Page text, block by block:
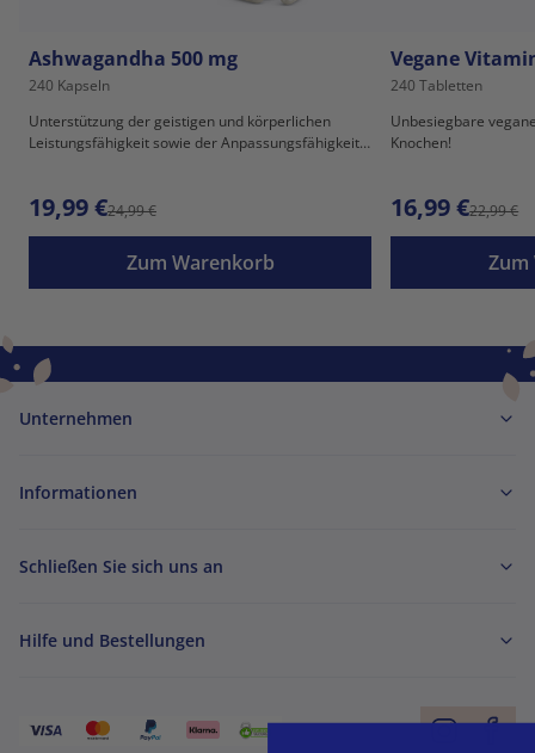
Ashwagandha 500 mg
240 Kapseln
Unterstützung der geistigen und körperlichen
Leistungsfähigkeit sowie der Anpassungsfähigkeit
19,99 €24,99 €
Zum Warenkorb
Vegane
240 Tabletten
Unbesiegbare
Knochen!
16,99 €22,99 €
Zum
Unternehmen
Informationen
Schließen Sie sich uns an
Hilfe und Bestellungen